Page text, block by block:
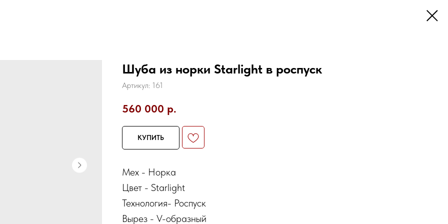
Шуба из норки Starlight в роспуск
Артикул: 161
560 000 р.
КУПИТЬ
Мех - Норка
Цвет - Starlight
Технология- Роспуск
Вырез - V-образный